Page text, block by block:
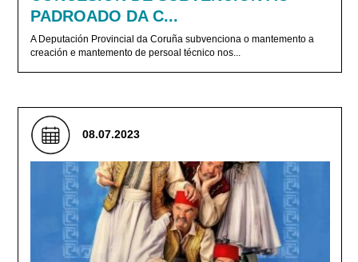
PADROADO DA C...
A Deputación Provincial da Coruña subvenciona o mantemento a
creación e mantemento de persoal técnico nos...
08.07.2023